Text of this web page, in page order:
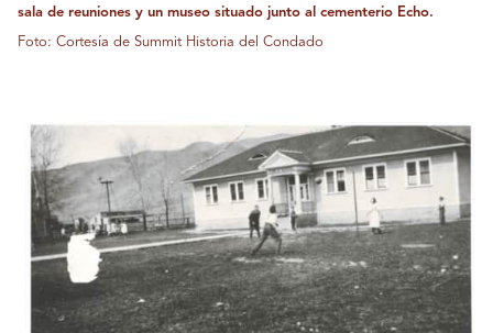
sala de reuniones y un museo situado junto al cementerio Echo.
Foto: Cortesía de Summit Historia del Condado